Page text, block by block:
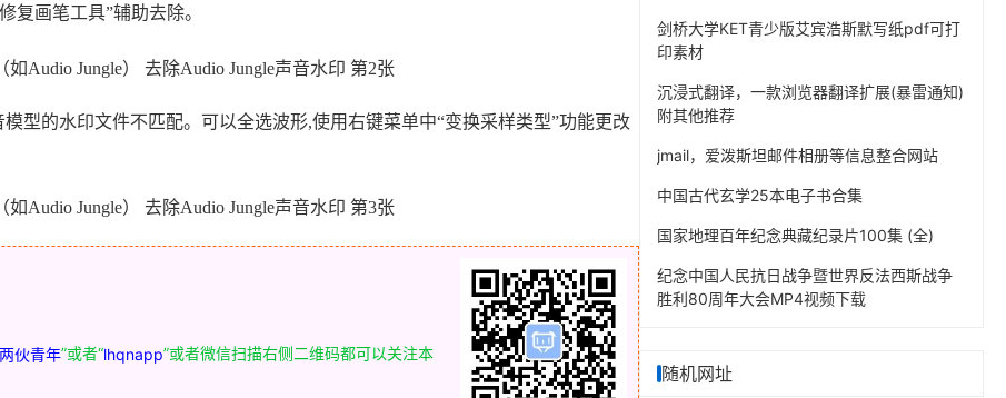
复画笔工具”辅助去除。
型的水印文件不匹配。可以全选波形,使用右键菜单中“变换采样类型”功能更改
两伙青年”或者“lhqnapp”或者微信扫描右侧二维码都可以关注本
剑桥大学KET青少版艾宾浩斯默写纸pdf可打
印素材
沉浸式翻译，一款浏览器翻译扩展(暴雷通知)
附其他推荐
jmail，爱泼斯坦邮件相册等信息整合网站
中国古代玄学25本电子书合集
国家地理百年纪念典藏纪录片100集 (全)
纪念中国人民抗日战争暨世界反法西斯战争
胜利80周年大会MP4视频下载
随机网址